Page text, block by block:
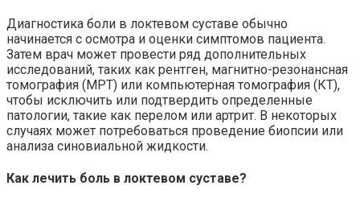
Диагностика боли в локтевом суставе обычно
начинается с осмотра и оценки симптомов пациента.
Затем врач может провести ряд дополнительных
исследований, таких как рентген, магнитно-резонансная
томография (МРТ) или компьютерная томография (КТ),
чтобы исключить или подтвердить определенные
патологии, такие как перелом или артрит. В некоторых
случаях может потребоваться проведение биопсии или
анализа синовиальной жидкости.
Как лечить боль в локтевом суставе?